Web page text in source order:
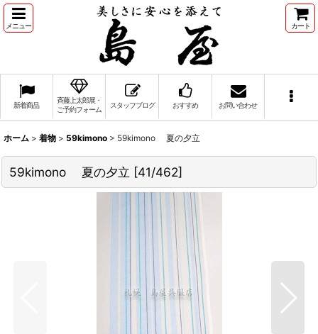
メニュー カート
新着商品
斉藤上太郎展・
ご予約フォーム
スタッフブログ おすすめ お問い合わせ
ホーム > 着物 > 59kimono > 59kimono 夏の夕立
59kimono 夏の夕立 [41/462]